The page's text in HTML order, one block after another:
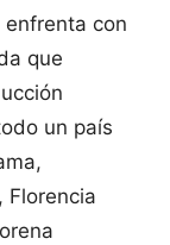
enfrenta con
que
un país
Florencia